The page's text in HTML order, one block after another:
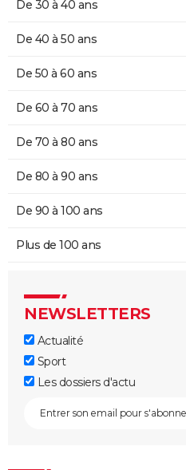
De 30 à 40 ans
De 40 à 50 ans
De 50 à 60 ans
De 60 à 70 ans
De 70 à 80 ans
De 80 à 90 ans
De 90 à 100 ans
Plus de 100 ans
NEWSLETTERS
Actualité
Sport
Les dossiers d'actu